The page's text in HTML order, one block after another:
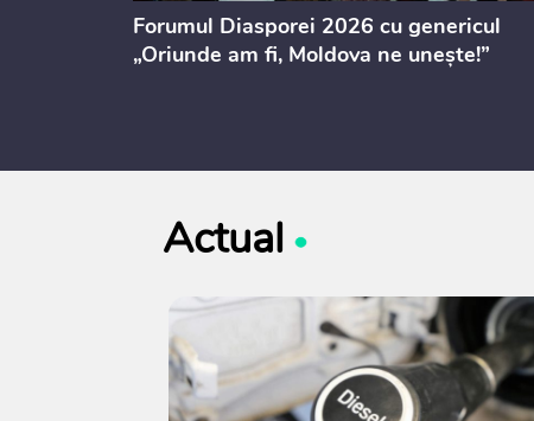
Forumul Diasporei 2026 cu genericul
„Oriunde am fi, Moldova ne unește!”
Actual